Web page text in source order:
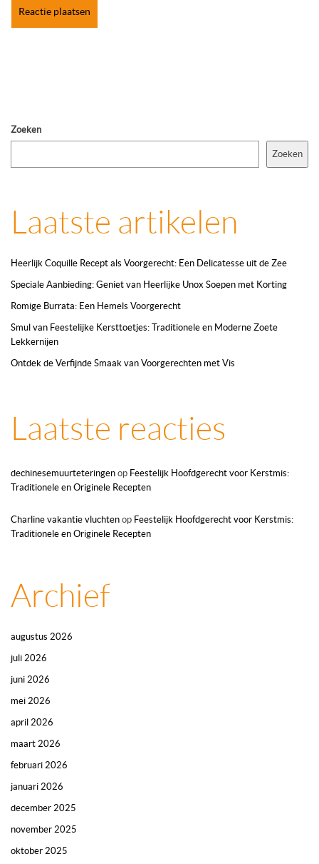
Zoeken
Zoeken
Laatste artikelen
Heerlijk Coquille Recept als Voorgerecht: Een Delicatesse uit de Zee
Speciale Aanbieding: Geniet van Heerlijke Unox Soepen met Korting
Romige Burrata: Een Hemels Voorgerecht
Smul van Feestelijke Kersttoetjes: Traditionele en Moderne Zoete
Lekkernijen
Ontdek de Verfijnde Smaak van Voorgerechten met Vis
Laatste reacties
dechinesemuurteteringen op Feestelijk Hoofdgerecht voor Kerstmis:
Traditionele en Originele Recepten
Charline vakantie vluchten op Feestelijk Hoofdgerecht voor Kerstmis:
Traditionele en Originele Recepten
Archief
augustus 2026
juli 2026
juni 2026
mei 2026
april 2026
maart 2026
februari 2026
januari 2026
december 2025
november 2025
oktober 2025